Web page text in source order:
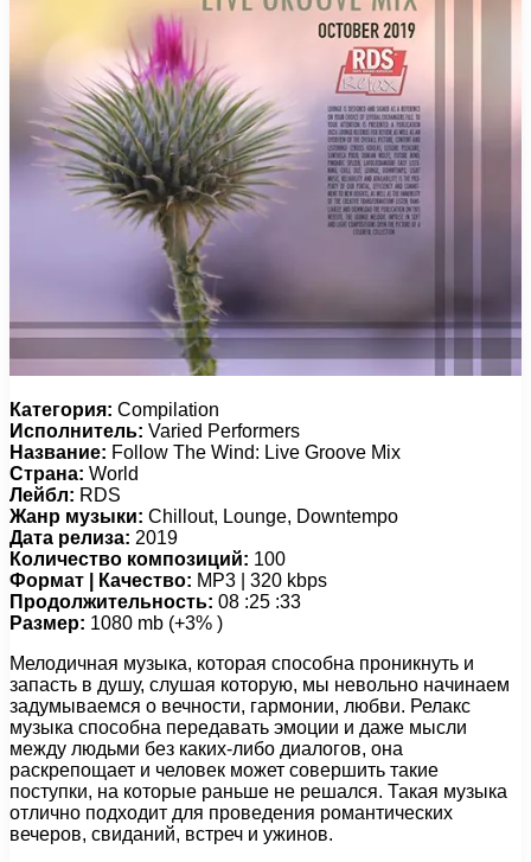
Категория: Compilation
Исполнитель: Varied Performers
Название: Follow The Wind: Live Groove Mix
Страна: World
Лейбл: RDS
Жанр музыки: Chillout, Lounge, Downtempo
Дата релиза: 2019
Количество композиций: 100
Формат | Качество: MP3 | 320 kbps
Продолжительность: 08 :25 :33
Размер: 1080 mb (+3% )
Мелодичная музыка, которая способна проникнуть и
запасть в душу, слушая которую, мы невольно начинаем
задумываемся о вечности, гармонии, любви. Релакс
музыка способна передавать эмоции и даже мысли
между людьми без каких-либо диалогов, она
раскрепощает и человек может совершить такие
поступки, на которые раньше не решался. Такая музыка
отлично подходит для проведения романтических
вечеров, свиданий, встреч и ужинов.